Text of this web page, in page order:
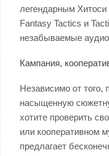
легендарным
Fantasy Tactics и
незабываемые
Кампания,
Независимо от того,
насыщенную
хотите проверить
или кооперативном
предлагает